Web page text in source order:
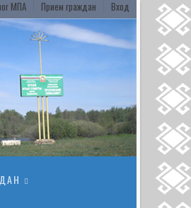
МПА Прием граждан Вход